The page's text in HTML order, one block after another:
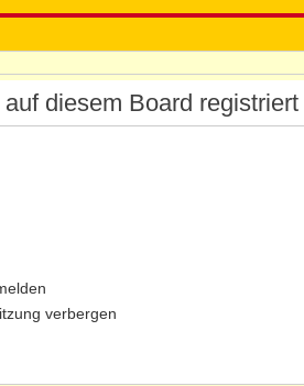
diesem Board
verbergen